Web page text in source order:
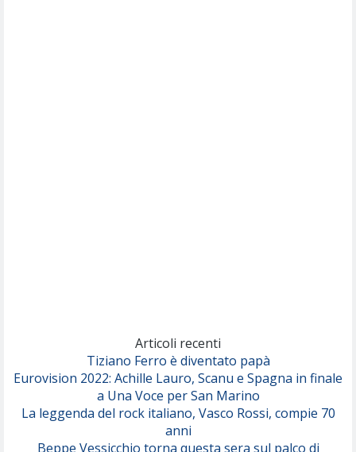
Articoli recenti
Tiziano Ferro è diventato papà
Eurovision 2022: Achille Lauro, Scanu e Spagna in finale
a Una Voce per San Marino
La leggenda del rock italiano, Vasco Rossi, compie 70
anni
Beppe Vessicchio torna questa sera sul palco di